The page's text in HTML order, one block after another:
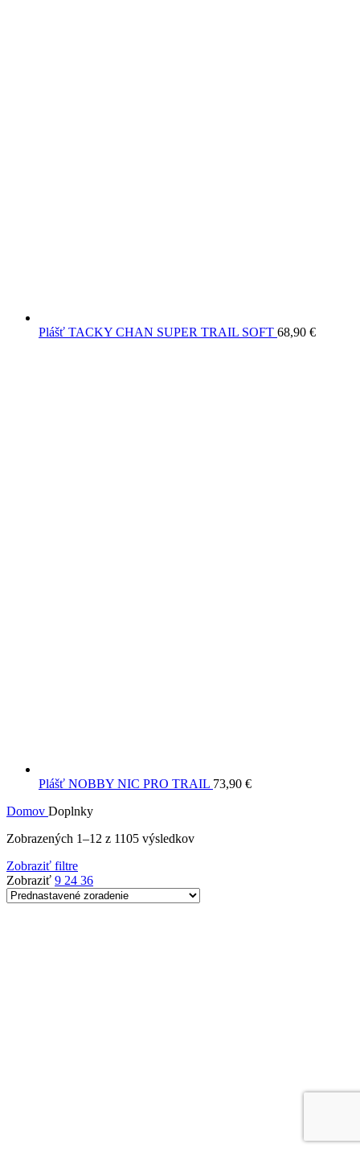
Plášť TACKY CHAN SUPER TRAIL SOFT 68,90 €
Plášť NOBBY NIC PRO TRAIL 73,90 €
Domov Doplnky
Zobrazených 1–12 z 1105 výsledkov
Zobraziť filtre
Zobraziť 9 24 36